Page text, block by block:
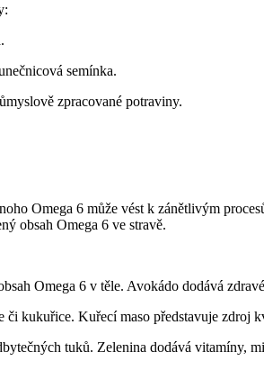
semínka.
zpracované potraviny.
Omega 6 může vést k zánětlivým
obsah Omega 6 ve stravě.
Omega 6 v těle. Avokádo dodává
či kukuřice. Kuřecí maso představuje zdroj
tuků. Zelenina dodává vitamíny,